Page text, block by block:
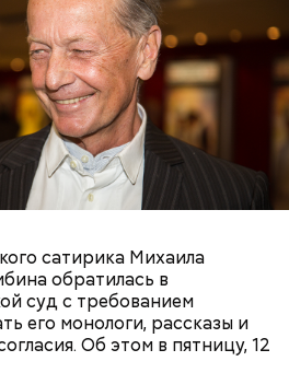
сатирика Михаила
обратилась в
суд с требованием
его монологи, рассказы и
Об этом в пятницу, 12
лет лишения свободы.
по Московской области
задержали, он
подсыпал в морс и утверждал,
в бутылкунекие